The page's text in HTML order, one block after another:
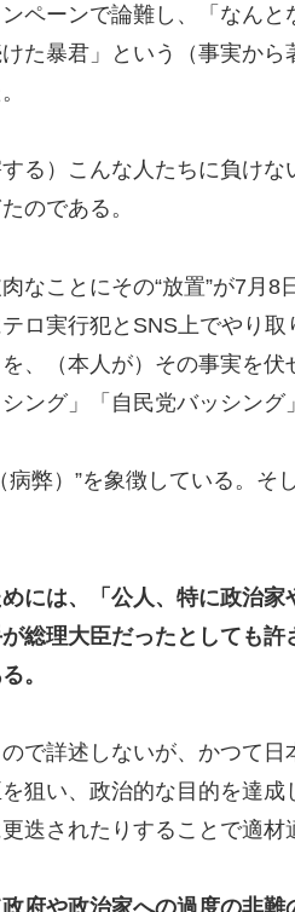
ペーンで論難し、「なんと
た暴君」という（事実か
る）こんな人たちに負け
のである。
なことにその“放置”が7月8
ロ実行犯とSNS上でやり
、（本人が）その事実を伏
ング」「自民党バッシング
弊）”を象徴している。そ
には、「公人、特に政治家
総理大臣だったとしても許
。
で詳述しないが、かつて日
狙い、政治的な目的を達成
迭されたりすることで適材